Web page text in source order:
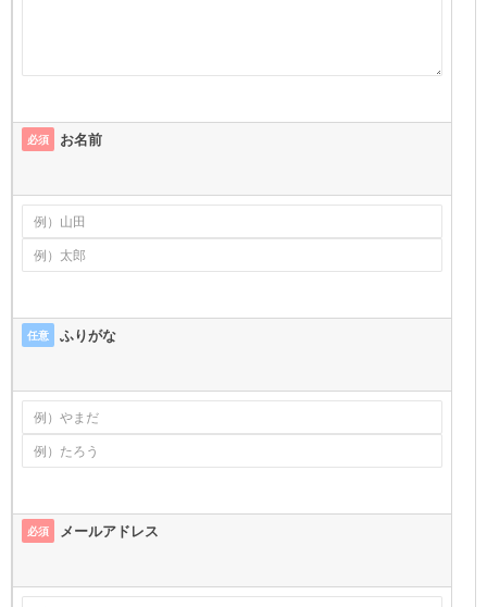
必須 お名前
任意 ふりがな
必須 メールアドレス